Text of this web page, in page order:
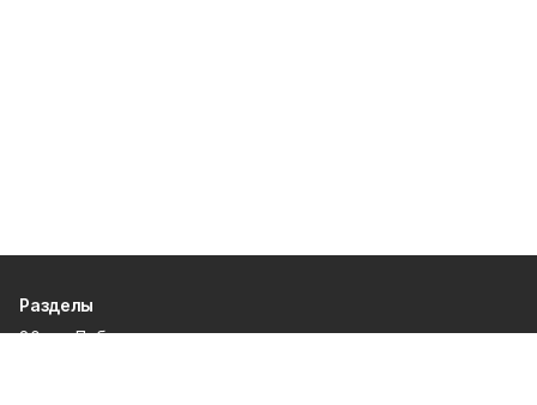
Разделы
80 лет Победы